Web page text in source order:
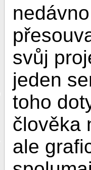
svůj
jeden
toho
člověka
ale